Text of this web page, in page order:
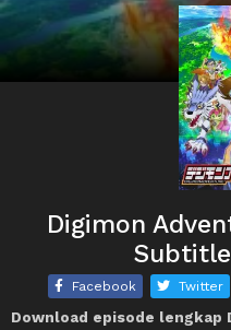
Digimon
Facebook Twitter
Download episode lengkap